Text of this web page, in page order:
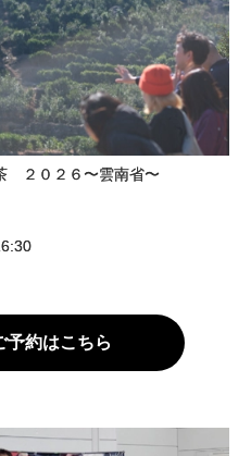
２０２６〜雲南省〜
予約はこちら